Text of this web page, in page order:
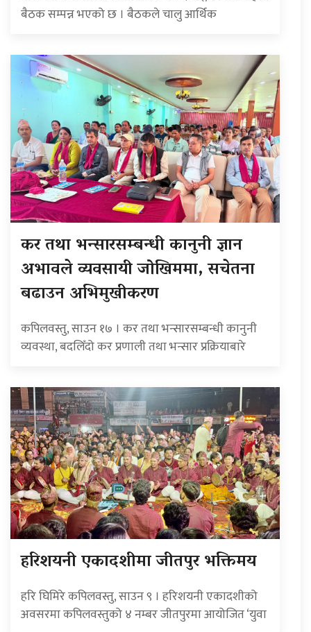
बैठक सम्पन्न भएको छ । बैठकले चालु आर्थिक
कर तथा भन्सारसम्बन्धी कानुनी ज्ञान
अभावले व्यवसायी जोखिममा, सचेतना
बढाउन अभिमुखीकरण
कपिलवस्तु, साउन १७ । कर तथा भन्सारसम्बन्धी कानुनी
व्यवस्था, बदलिँदो कर प्रणाली तथा भन्सार प्रक्रियाबारे
हरिशयनी एकादशीमा जीतपुर भक्तिमय
हरि घिमिरे कपिलवस्तु, साउन ९ । हरिशयनी एकादशीको
अवसरमा कपिलवस्तुको ४ नम्बर जीतपुरमा आयोजित ‘युवा